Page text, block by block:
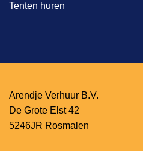
Tenten huren
Arendje Verhuur B.V.
De Grote Elst 42
5246JR Rosmalen